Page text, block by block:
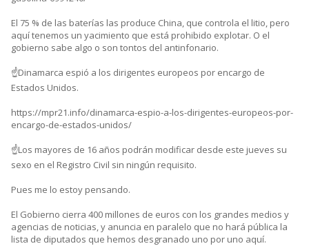
El 75 % de las baterías las produce China, que controla el litio, pero
aquí tenemos un yacimiento que está prohibido explotar. O el
gobierno sabe algo o son tontos del antinfonario.
☝️Dinamarca espió a los dirigentes europeos por encargo de
Estados Unidos.
https://mpr21.info/dinamarca-espio-a-los-dirigentes-europeos-por-
encargo-de-estados-unidos/
☝️Los mayores de 16 años podrán modificar desde este jueves su
sexo en el Registro Civil sin ningún requisito.
Pues me lo estoy pensando.
El Gobierno cierra 400 millones de euros con los grandes medios y
agencias de noticias, y anuncia en paralelo que no hará pública la
lista de diputados que hemos desgranado uno por uno aquí.